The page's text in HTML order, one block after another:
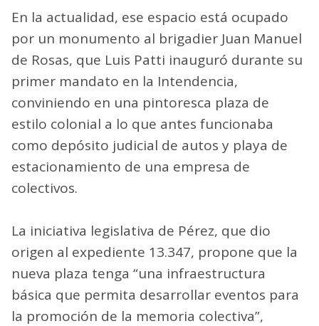
En la actualidad, ese espacio está ocupado
por un monumento al brigadier Juan Manuel
de Rosas, que Luis Patti inauguró durante su
primer mandato en la Intendencia,
conviniendo en una pintoresca plaza de
estilo colonial a lo que antes funcionaba
como depósito judicial de autos y playa de
estacionamiento de una empresa de
colectivos.
La iniciativa legislativa de Pérez, que dio
origen al expediente 13.347, propone que la
nueva plaza tenga “una infraestructura
básica que permita desarrollar eventos para
la promoción de la memoria colectiva”,